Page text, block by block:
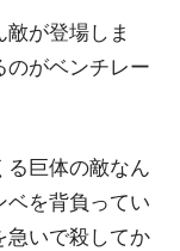
が登場しま
のがベンチレー
る巨体の敵なん
ベを背負ってい
急いで殺してか